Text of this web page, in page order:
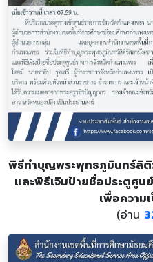
พิธีทำบุญพระพุทธภูมินทร์สิ
และพิธีเจิมป้ายชื่อประตูศูน
เพื่อความ
(อ่าน